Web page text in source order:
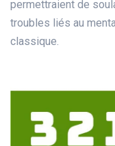
permettraient de
troubles liés au
classique.